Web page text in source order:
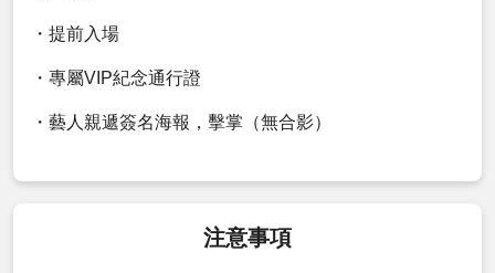
・提前入場
・專屬VIP紀念通行證
・藝人親遞簽名海報，擊掌（無合影）
注意事項